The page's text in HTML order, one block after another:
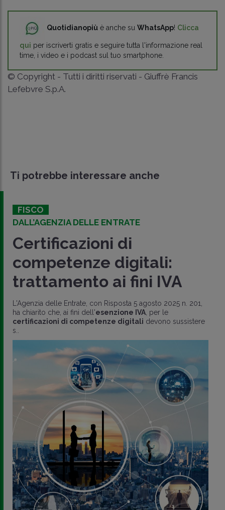
Quotidianopiù è anche su WhatsApp! Clicca
qui per iscriverti gratis e seguire tutta l'informazione real
time, i video e i podcast sul tuo smartphone.
© Copyright - Tutti i diritti riservati - Giuffrè Francis
Lefebvre S.p.A.
Ti potrebbe interessare anche
FISCO
DALL’AGENZIA DELLE ENTRATE
Certificazioni di
competenze digitali:
trattamento ai fini IVA
L'Agenzia delle Entrate, con Risposta 5 agosto 2025 n. 201,
ha chiarito che, ai fini dell'esenzione IVA , per le
certificazioni di competenze digitali devono sussistere
s..